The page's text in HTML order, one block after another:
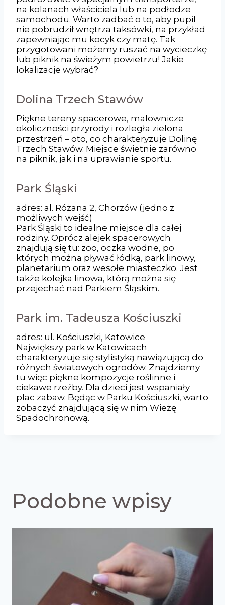
na kolanach właściciela lub na podłodze
samochodu. Warto zadbać o to, aby pupil
nie pobrudził wnętrza taksówki, na przykład
zapewniając mu kocyk czy matę. Tak
przygotowani możemy ruszać na wycieczkę
lub piknik na świeżym powietrzu! Jakie
lokalizacje wybrać?
Dolina Trzech Stawów
Piękne tereny spacerowe, malownicze
okoliczności przyrody i rozległa zielona
przestrzeń – oto, co charakteryzuje Dolinę
Trzech Stawów. Miejsce świetnie zarówno
na piknik, jak i na uprawianie sportu.
Park Śląski
adres: al. Różana 2, Chorzów (jedno z
możliwych wejść)
Park Śląski to idealne miejsce dla całej
rodziny. Oprócz alejek spacerowych
znajdują się tu: zoo, oczka wodne, po
których można pływać łódką, park linowy,
planetarium oraz wesołe miasteczko. Jest
także kolejka linowa, którą można się
przejechać nad Parkiem Śląskim.
Park im. Tadeusza Kościuszki
adres: ul. Kościuszki, Katowice
Największy park w Katowicach
charakteryzuje się stylistyką nawiązującą do
różnych światowych ogrodów. Znajdziemy
tu więc piękne kompozycje roślinne i
ciekawe rzeźby. Dla dzieci jest wspaniały
plac zabaw. Będąc w Parku Kościuszki, warto
zobaczyć znajdującą się w nim Wieżę
Spadochronową.
Podobne wpisy